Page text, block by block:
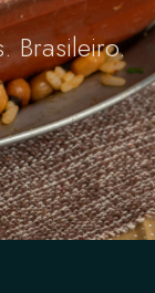
Brasileiro.